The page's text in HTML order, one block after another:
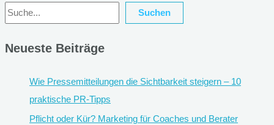
Suchen Suchen
Neueste Beiträge
Wie Pressemitteilungen die Sichtbarkeit steigern – 10
praktische PR-Tipps
Pflicht oder Kür? Marketing für Coaches und Berater